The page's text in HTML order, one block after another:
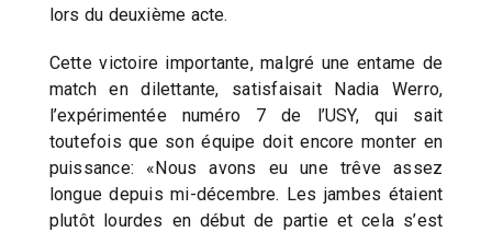
lors du deuxième acte.
Cette victoire importante, malgré une entame de
match en dilettante, satisfaisait Nadia Werro,
l’expérimentée numéro 7 de l’USY, qui sait
toutefois que son équipe doit encore monter en
puissance: «Nous avons eu une trêve assez
longue depuis mi-décembre. Les jambes étaient
plutôt lourdes en début de partie et cela s’est